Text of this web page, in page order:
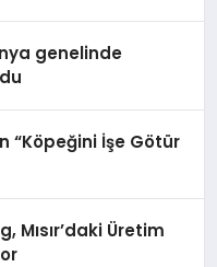
genelinde
“Köpeğini İşe Götür
Mısır’daki Üretim